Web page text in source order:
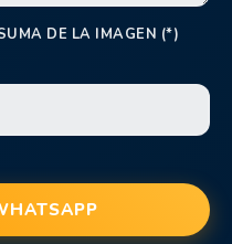
DE LA IMAGEN (*)